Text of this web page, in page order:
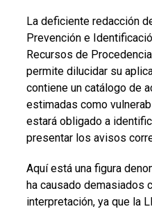
La deficiente redacción
Prevención e
Recursos de
permite dilucidar su
contiene un catálogo de
estimadas como
estará obligado a
presentar los avisos
Aquí está una figura
ha causado demasiados
interpretación, ya que la